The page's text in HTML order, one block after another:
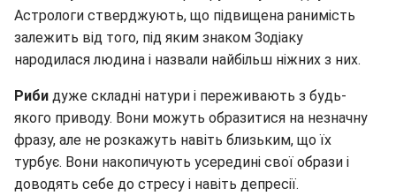
Астрологи стверджують, що підвищена ранимість
залежить від того, під яким знаком Зодіаку
народилася людина і назвали найбільш ніжних з них.
Риби дуже складні натури і переживають з будь-
якого приводу. Вони можуть образитися на незначну
фразу, але не розкажуть навіть близьким, що їх
турбує. Вони накопичують усередині свої образи і
доводять себе до стресу і навіть депресії.